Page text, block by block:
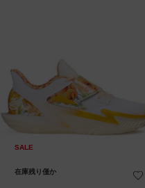
SALE
在庫残り僅か